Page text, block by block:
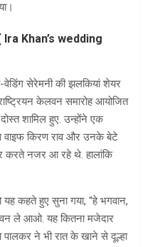
Ira Khan’s wedding
वेडिंग सेरेमनी की झलकियां शेयर
केलवन समारोह आयोजित
शामिल हुए. उन्होंने एक
वाइफ किरण राव और उनके बेटे
करते नजर आ रहे थे. हालांकि
कहते हुए सुना गया, “हे भगवान,
ले आओ. यह कितना मजेदार
पालकर ने भी रात के खाने से दूल्हा